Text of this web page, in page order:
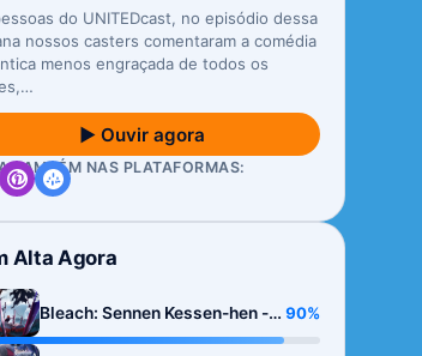
do UNITEDcast, no episódio dessa
nossos casters comentaram a comédia
menos engraçada de todos os
▶ Ouvir agora
TAMBÉM NAS PLATAFORMAS:
Alta Agora
Bleach: Sennen Kessen-hen -
Kashin-tan
90%